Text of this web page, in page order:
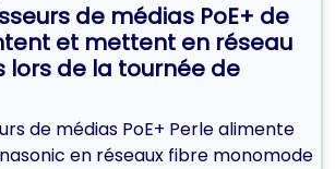
de médias PoE+ de
et mettent en réseau
lors de la tournée de
de médias PoE+ Perle alimente
en réseaux fibre monomode